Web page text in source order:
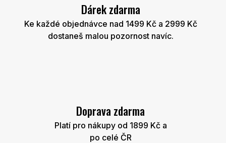
Dárek zdarma
Ke každé objednávce nad 1499 Kč a 2999 Kč
dostaneš malou pozornost navíc.
Doprava zdarma
Platí pro nákupy od 1899 Kč a
po celé ČR